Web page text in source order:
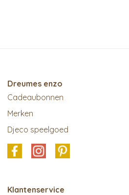
Dreumes enzo
Cadeaubonnen
Merken
Djeco speelgoed
Klantenservice